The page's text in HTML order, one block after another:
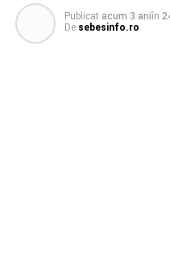
Publicat acum 3 aniîn
De sebesinfo.ro